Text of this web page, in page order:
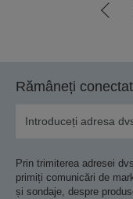
Rămâneți
Prin trimiterea adresei
primiți comunicări de
și sondaje, despre